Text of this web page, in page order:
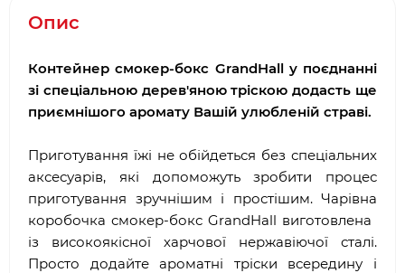
Опис
Контейнер смокер-бокс GrandHall у поєднанні
зі спеціальною дерев'яною тріскою додасть ще
приємнішого аромату Вашій улюбленій страві.
Приготування їжі не обійдеться без спеціальних
аксесуарів, які допоможуть зробити процес
приготування зручнішим і простішим. Чарівна
коробочка смокер-бокс GrandHall виготовлена ​​
із високоякісної харчової нержавіючої сталі.
Просто додайте ароматні тріски всередину і